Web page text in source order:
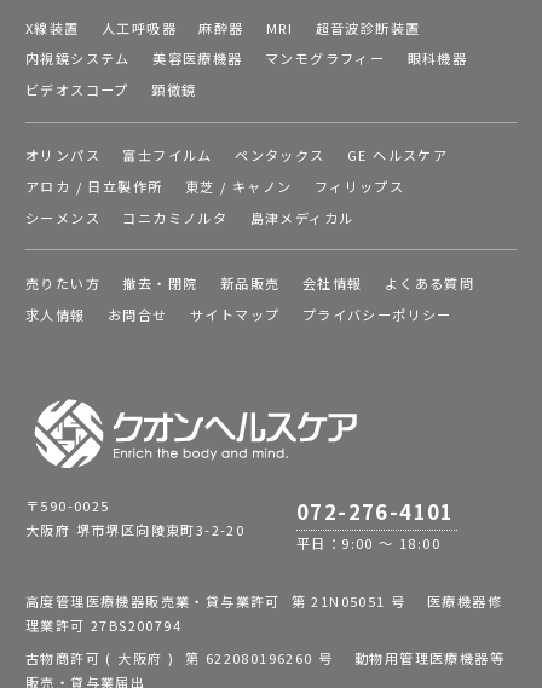
X線装置 人工呼吸器 麻酔器 MRI
超音波診断装置
内視鏡システム
美容医療機器 マンモグラフィー
眼科機器
ビデオスコープ
顕微鏡
オリンパス 富士フイルム ペンタックス
GE ヘルスケア
アロカ / 日立製作所
東芝 / キャノン
フィリップス
シーメンス
コニカミノルタ 島津メディカル
売りたい方 撤去・閉院 新品販売 会社情報
よくある質問
求人情報
お問合せ サイトマップ プライバシーポリシー
〒590-0025
大阪府 堺市堺区向陵東町3-2-20
072-276-4101
平日：9:00 ～ 18:00
高度管理医療機器販売業・貸与業許可 第 21N05051 号 医療機器修
理業許可 27BS200794
古物商許可 ( 大阪府 ) 第 622080196260 号 動物用管理医療機器等
販売・貸与業届出